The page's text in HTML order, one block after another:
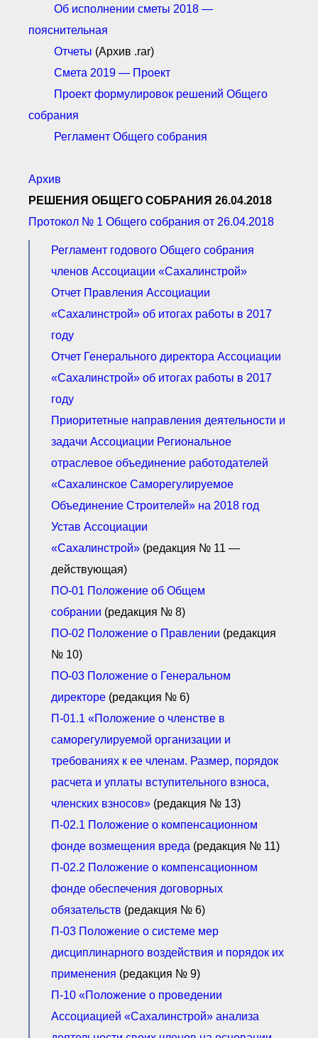
Об исполнении сметы 2018 —
пояснительная
Отчеты (Архив .rar)
Смета 2019 — Проект
Проект формулировок решений Общего
собрания
Регламент Общего собрания
Архив
РЕШЕНИЯ ОБЩЕГО СОБРАНИЯ 26.04.2018
Протокол № 1 Общего собрания от 26.04.2018
Регламент годового Общего собрания
членов Ассоциации «Сахалинстрой»
Отчет Правления Ассоциации
«Сахалинстрой» об итогах работы в 2017
году
Отчет Генерального директора Ассоциации
«Сахалинстрой» об итогах работы в 2017
году
Приоритетные направления деятельности и
задачи Ассоциации Региональное
отраслевое объединение работодателей
«Сахалинское Саморегулируемое
Объединение Строителей» на 2018 год
Устав Ассоциации
«Сахалинстрой» (редакция № 11 —
действующая)
ПО-01 Положение об Общем
собрании (редакция № 8)
ПО-02 Положение о Правлении (редакция
№ 10)
ПО-03 Положение о Генеральном
директоре (редакция № 6)
П-01.1 «Положение о членстве в
саморегулируемой организации и
требованиях к ее членам. Размер, порядок
расчета и уплаты вступительного взноса,
членских взносов» (редакция № 13)
П-02.1 Положение о компенсационном
фонде возмещения вреда (редакция № 11)
П-02.2 Положение о компенсационном
фонде обеспечения договорных
обязательств (редакция № 6)
П-03 Положение о системе мер
дисциплинарного воздействия и порядок их
применения (редакция № 9)
П-10 «Положение о проведении
Ассоциацией «Сахалинстрой» анализа